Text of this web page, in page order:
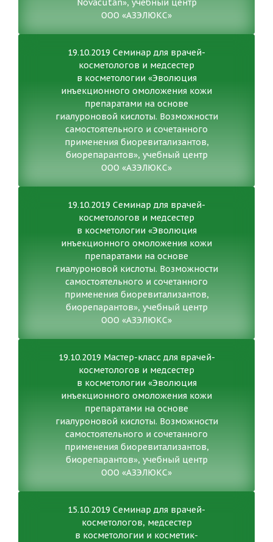
Novacutan», учебный центр
ООО «АЗЭЛЮКС»
19.10.2019 Семинар для врачей-
косметологов и медсестер
в косметологии «Эволюция
инъекционного омоложения кожи
препаратами на основе
гиалуроновой кислоты. Возможности
самостоятельного и сочетанного
применения биоревитализантов,
биорепарантов», учебный центр
ООО «АЗЭЛЮКС»
19.10.2019 Семинар для врачей-
косметологов и медсестер
в косметологии «Эволюция
инъекционного омоложения кожи
препаратами на основе
гиалуроновой кислоты. Возможности
самостоятельного и сочетанного
применения биоревитализантов,
биорепарантов», учебный центр
ООО «АЗЭЛЮКС»
19.10.2019 Мастер-класс для врачей-
косметологов и медсестер
в косметологии «Эволюция
инъекционного омоложения кожи
препаратами на основе
гиалуроновой кислоты. Возможности
самостоятельного и сочетанного
применения биоревитализантов,
биорепарантов», учебный центр
ООО «АЗЭЛЮКС»
15.10.2019 Семинар для врачей-
косметологов, медсестер
в косметологии и косметик-